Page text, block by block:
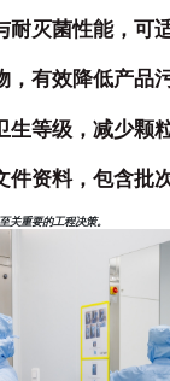
灭菌性能，可
有效降低产品
等级，减少颗
资料，包含批
关重要的工程决策。